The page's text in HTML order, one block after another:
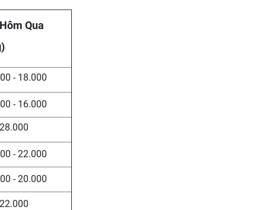
Qua
- 18.000
- 16.000
28.000
- 22.000
- 20.000
22.000